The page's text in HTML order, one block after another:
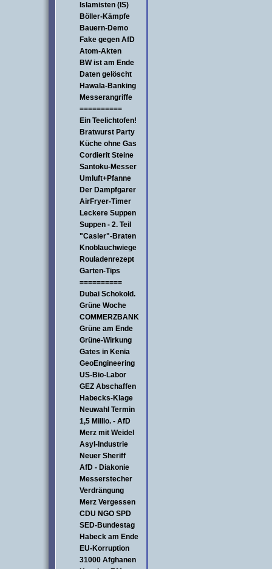
Islamisten (IS)
Böller-Kämpfe
Bauern-Demo
Fake gegen AfD
Atom-Akten
BW ist am Ende
Daten gelöscht
Hawala-Banking
Messerangriffe
==========
Ein Teelichtofen!
Bratwurst Party
Küche ohne Gas
Cordierit Steine
Santoku-Messer
Umluft+Pfanne
Der Dampfgarer
AirFryer-Timer
Leckere Suppen
Suppen - 2. Teil
"Casler"-Braten
Knoblauchwiege
Rouladenrezept
Garten-Tips
==========
Dubai Schokold.
Grüne Woche
COMMERZBANK
Grüne am Ende
Grüne-Wirkung
Gates in Kenia
GeoEngineering
US-Bio-Labor
GEZ Abschaffen
Habecks-Klage
Neuwahl Termin
1,5 Millio. - AfD
Merz mit Weidel
Asyl-Industrie
Neuer Sheriff
AfD - Diakonie
Messerstecher
Verdrängung
Merz Vergessen
CDU NGO SPD
SED-Bundestag
Habeck am Ende
EU-Korruption
31000 Afghanen